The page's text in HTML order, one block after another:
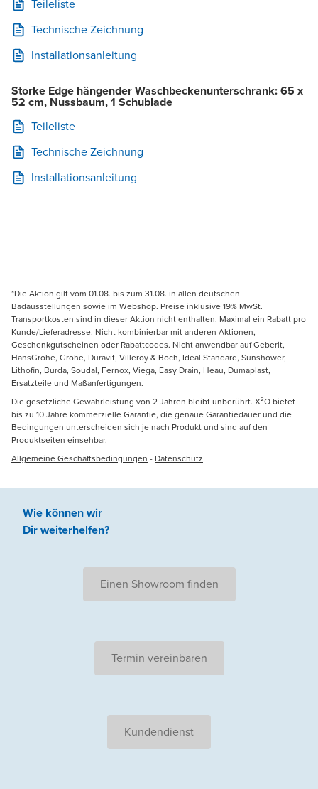
Teileliste
Technische Zeichnung
Installationsanleitung
Storke Edge hängender Waschbeckenunterschrank: 65 x
52 cm, Nussbaum, 1 Schublade
Teileliste
Technische Zeichnung
Installationsanleitung
*Die Aktion gilt vom 01.08. bis zum 31.08. in allen deutschen
Badausstellungen sowie im Webshop. Preise inklusive 19% MwSt.
Transportkosten sind in dieser Aktion nicht enthalten. Maximal ein Rabatt pro
Kunde/Lieferadresse. Nicht kombinierbar mit anderen Aktionen,
Geschenkgutscheinen oder Rabattcodes. Nicht anwendbar auf Geberit,
HansGrohe, Grohe, Duravit, Villeroy & Boch, Ideal Standard, Sunshower,
Lithofin, Burda, Soudal, Fernox, Viega, Easy Drain, Heau, Dumaplast,
Ersatzteile und Maßanfertigungen.
Die gesetzliche Gewährleistung von 2 Jahren bleibt unberührt. X²O bietet
bis zu 10 Jahre kommerzielle Garantie, die genaue Garantiedauer und die
Bedingungen unterscheiden sich je nach Produkt und sind auf den
Produktseiten einsehbar.
Allgemeine Geschäftsbedingungen - Datenschutz
Wie können wir
Dir weiterhelfen?
Einen Showroom finden
Termin vereinbaren
Kundendienst